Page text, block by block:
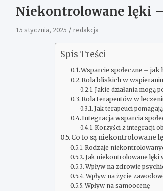
Niekontrolowane lęki
15 stycznia, 2025 redakcja
Spis Treści
Wsparcie społeczne –
Rola bliskich w
Jakie działania mogą
Rola terapeutów w
Jak terapeuci
Integracja wsparcia
Korzyści z integracji
Co to są niekontrolowane
Rodzaje
Jak niekontrolowane lęki
Wpływ na zdrowie
Wpływ na życie
Wpływ na samoocenę